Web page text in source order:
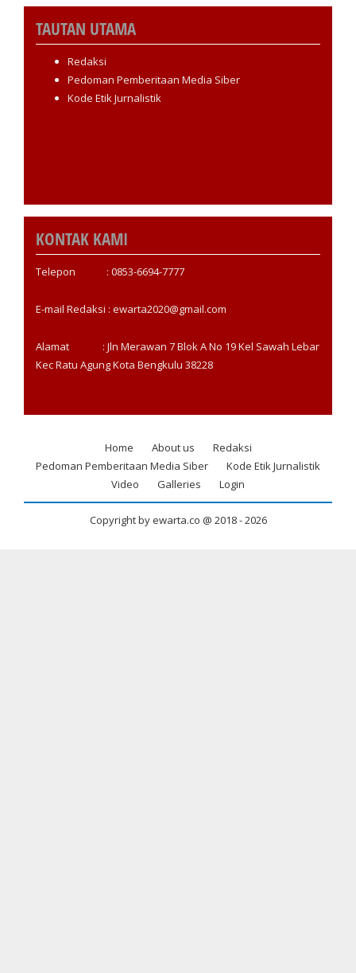
TAUTAN UTAMA
Redaksi
Pedoman Pemberitaan Media Siber
Kode Etik Jurnalistik
KONTAK KAMI
Telepon : 0853-6694-7777
E-mail Redaksi : ewarta2020@gmail.com
Alamat : Jln Merawan 7 Blok A No 19 Kel Sawah Lebar
Kec Ratu Agung Kota Bengkulu 38228
Footer
Home About us
Redaksi
Pedoman Pemberitaan Media Siber
Kode Etik Jurnalistik
Video
Galleries Login
Copyright by ewarta.co @ 2018 -2026